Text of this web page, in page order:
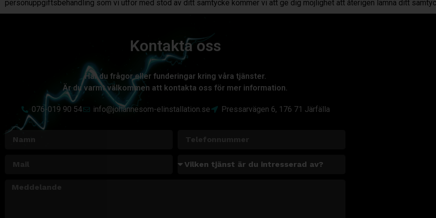
personuppgiftsbehandling som vi utför med stöd av ditt samtycke kommer vi att ge dig möjlighet att återigen lämna ditt
Kontakta oss
Har du frågor eller funderingar kring våra tjänster.
Är du varmt välkommen att kontakta oss för mer information.
076-019 90 54 info@johannesom-elinstallation.se Pressarvägen 6, 176 71 Järfälla